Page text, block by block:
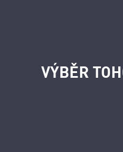
VÝBĚR